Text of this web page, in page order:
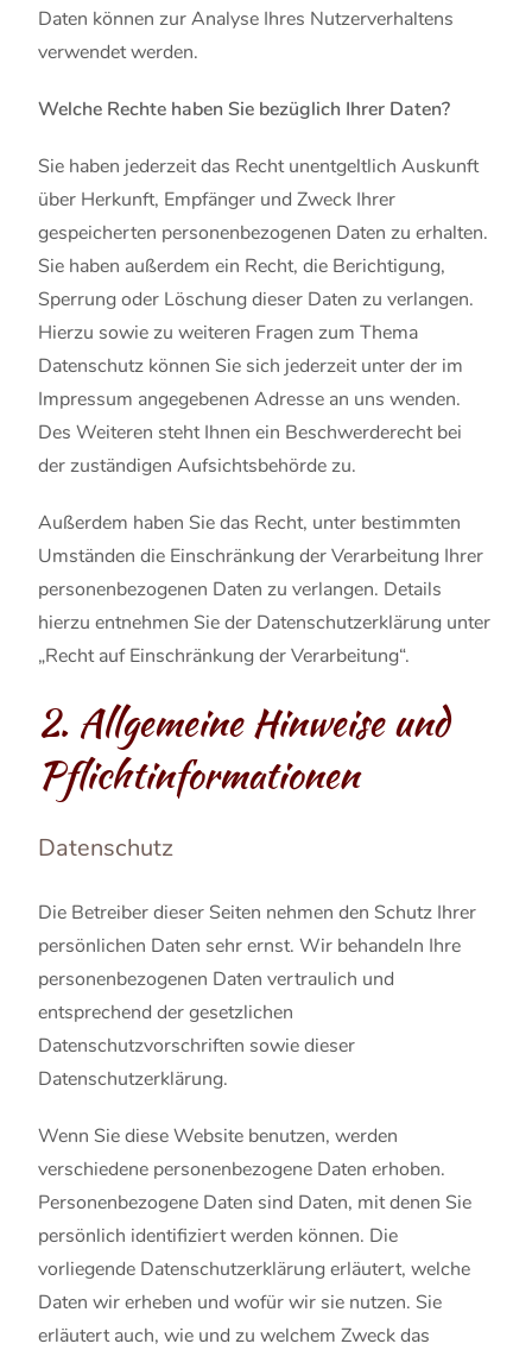
Daten können zur Analyse Ihres Nutzerverhaltens
verwendet werden.
Welche Rechte haben Sie bezüglich Ihrer Daten?
Sie haben jederzeit das Recht unentgeltlich Auskunft
über Herkunft, Empfänger und Zweck Ihrer
gespeicherten personenbezogenen Daten zu erhalten.
Sie haben außerdem ein Recht, die Berichtigung,
Sperrung oder Löschung dieser Daten zu verlangen.
Hierzu sowie zu weiteren Fragen zum Thema
Datenschutz können Sie sich jederzeit unter der im
Impressum angegebenen Adresse an uns wenden.
Des Weiteren steht Ihnen ein Beschwerderecht bei
der zuständigen Aufsichtsbehörde zu.
Außerdem haben Sie das Recht, unter bestimmten
Umständen die Einschränkung der Verarbeitung Ihrer
personenbezogenen Daten zu verlangen. Details
hierzu entnehmen Sie der Datenschutzerklärung unter
„Recht auf Einschränkung der Verarbeitung“.
2. Allgemeine Hinweise und
Pflichtinformationen
Datenschutz
Die Betreiber dieser Seiten nehmen den Schutz Ihrer
persönlichen Daten sehr ernst. Wir behandeln Ihre
personenbezogenen Daten vertraulich und
entsprechend der gesetzlichen
Datenschutzvorschriften sowie dieser
Datenschutzerklärung.
Wenn Sie diese Website benutzen, werden
verschiedene personenbezogene Daten erhoben.
Personenbezogene Daten sind Daten, mit denen Sie
persönlich identifiziert werden können. Die
vorliegende Datenschutzerklärung erläutert, welche
Daten wir erheben und wofür wir sie nutzen. Sie
erläutert auch, wie und zu welchem Zweck das